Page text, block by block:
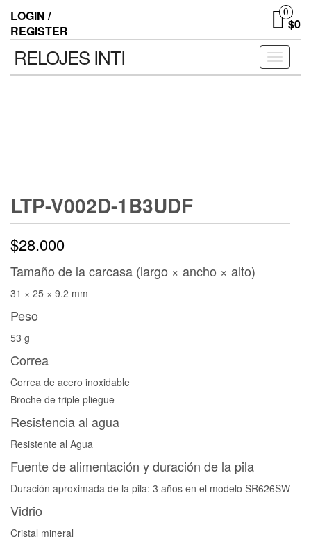
LOGIN /
REGISTER
0
$0
Toggle
RELOJES INTI
LTP-V002D-1B3UDF
$28.000
Tamaño de la carcasa (largo × ancho × alto)
31 × 25 × 9.2 mm
Peso
53 g
Correa
Correa de acero inoxidable
Broche de triple pliegue
Resistencia al agua
Resistente al Agua
Fuente de alimentación y duración de la pila
Duración aproximada de la pila: 3 años en el modelo SR626SW
Vidrio
Cristal mineral